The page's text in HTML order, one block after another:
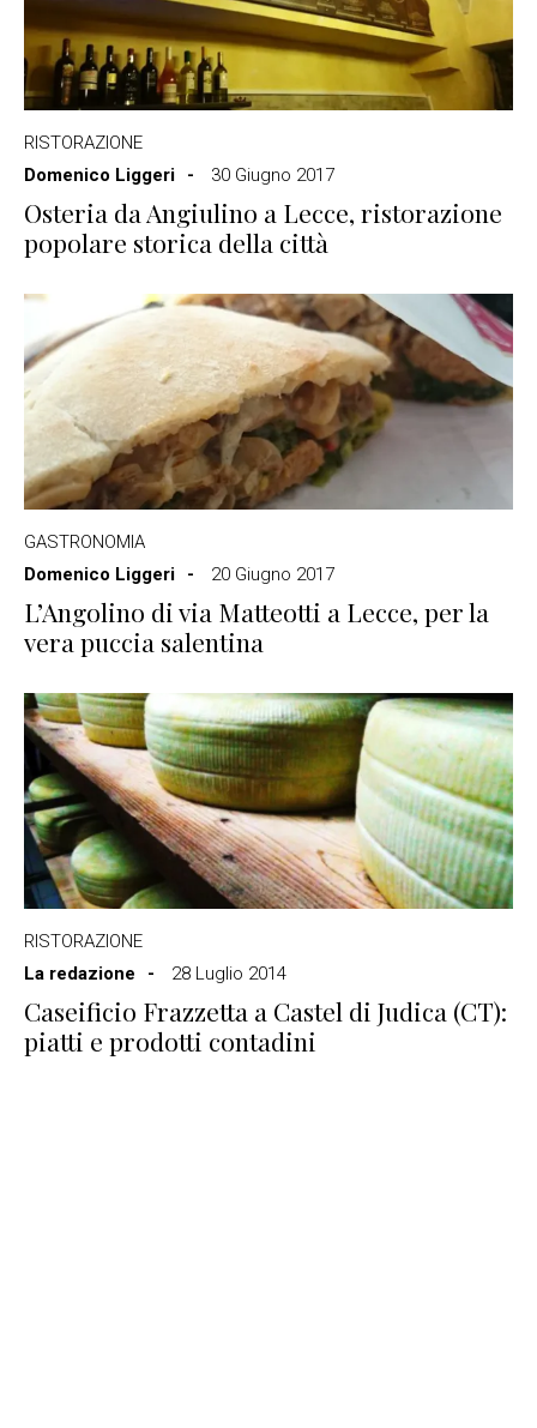
RISTORAZIONE
Domenico Liggeri
30 Giugno 2017
Osteria da Angiulino a Lecce, ristorazione
popolare storica della città
GASTRONOMIA
Domenico Liggeri
20 Giugno 2017
L’Angolino di via Matteotti a Lecce, per la
vera puccia salentina
RISTORAZIONE
La redazione
28 Luglio 2014
Caseificio Frazzetta a Castel di Judica (CT):
piatti e prodotti contadini